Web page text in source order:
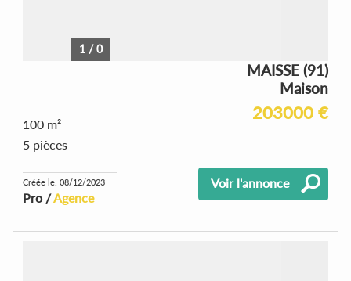
1 /0
MAISSE (91)
Maison
203000 €
100 m²
5 pièces
Créée le: 08/12/2023
Pro /Agence
Voir l'annonce